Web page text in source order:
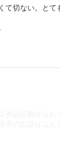
て切ない。とて